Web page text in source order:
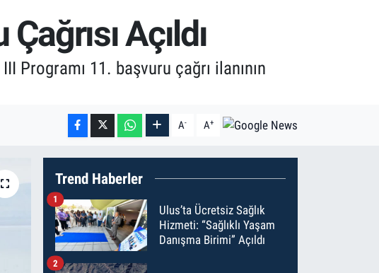
Açıldı
Programı 11. başvuru çağrı ilanının
A- A+
Trend Haberler
Ulus’ta Ücretsiz Sağlık
Hizmeti: “Sağlıklı Yaşam
Danışma Birimi” Açıldı
1
2